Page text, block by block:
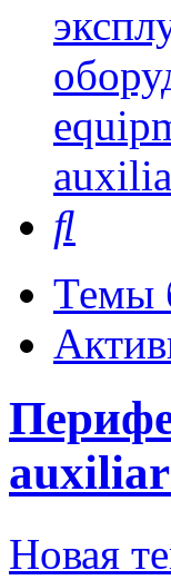
Темы
Новая